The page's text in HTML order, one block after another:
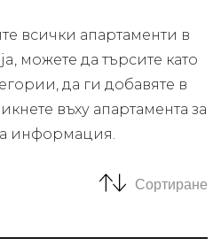
всички апартаменти в
можете да търсите като
да ги добавяте в
въху апартамента за
информация.
Сортиране